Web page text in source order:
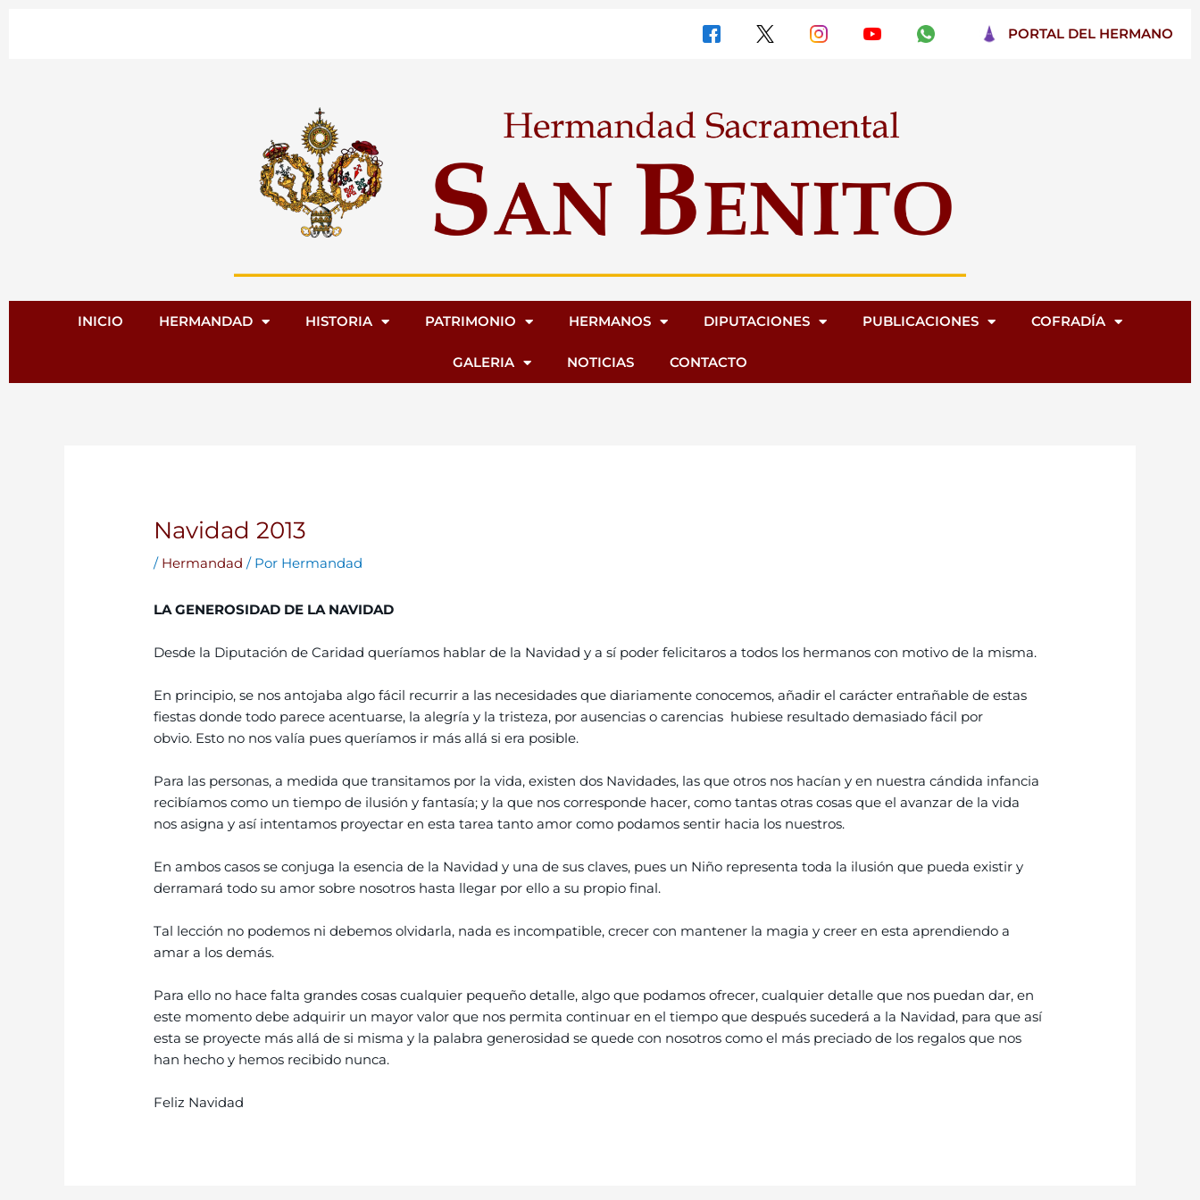
PORTAL DEL HERMANO
INICIO HERMANDAD HISTORIA PATRIMONIO HERMANOS DIPUTACIONES PUBLICACIONES COFRADÍA
GALERIA NOTICIAS CONTACTO
Navidad 2013
/ Hermandad / Por Hermandad
LA GENEROSIDAD DE LA NAVIDAD
Desde la Diputación de Caridad queríamos hablar de la Navidad y a sí poder felicitaros a todos los hermanos con motivo de la misma.
En principio, se nos antojaba algo fácil recurrir a las necesidades que diariamente conocemos, añadir el carácter entrañable de estas
fiestas donde todo parece acentuarse, la alegría y la tristeza, por ausencias o carencias hubiese resultado demasiado fácil por
obvio. Esto no nos valía pues queríamos ir más allá si era posible.
Para las personas, a medida que transitamos por la vida, existen dos Navidades, las que otros nos hacían y en nuestra cándida infancia
recibíamos como un tiempo de ilusión y fantasía; y la que nos corresponde hacer, como tantas otras cosas que el avanzar de la vida
nos asigna y así intentamos proyectar en esta tarea tanto amor como podamos sentir hacia los nuestros.
En ambos casos se conjuga la esencia de la Navidad y una de sus claves, pues un Niño representa toda la ilusión que pueda existir y
derramará todo su amor sobre nosotros hasta llegar por ello a su propio final.
Tal lección no podemos ni debemos olvidarla, nada es incompatible, crecer con mantener la magia y creer en esta aprendiendo a
amar a los demás.
Para ello no hace falta grandes cosas cualquier pequeño detalle, algo que podamos ofrecer, cualquier detalle que nos puedan dar, en
este momento debe adquirir un mayor valor que nos permita continuar en el tiempo que después sucederá a la Navidad, para que así
esta se proyecte más allá de si misma y la palabra generosidad se quede con nosotros como el más preciado de los regalos que nos
han hecho y hemos recibido nunca.
Feliz Navidad